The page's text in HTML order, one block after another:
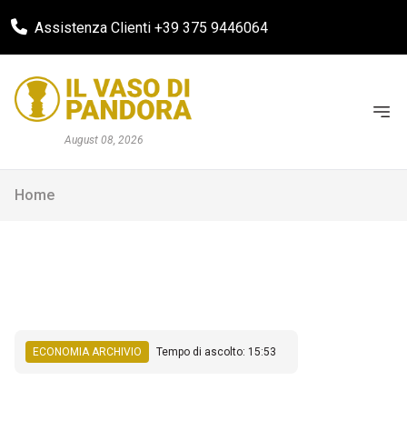
Assistenza Clienti +39 375 9446064
August 08, 2026
Home
ECONOMIA ARCHIVIO Tempo di ascolto: 15:53